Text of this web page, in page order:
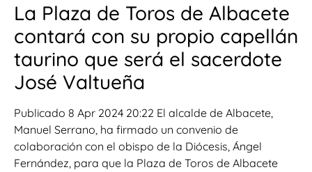
La Plaza de Toros de Albacete
contará con su propio capellán
taurino que será el sacerdote
José Valtueña
Publicado 8 Apr 2024 20:22 El alcalde de Albacete,
Manuel Serrano, ha firmado un convenio de
colaboración con el obispo de la Diócesis, Ángel
Fernández, para que la Plaza de Toros de Albacete